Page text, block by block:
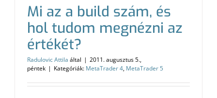
Mi az a build szám, és
hol tudom megnézni az
értékét?
Radulovic Attila által | 2011. augusztus 5.,
péntek | Kategóriák: MetaTrader 4, MetaTrader 5